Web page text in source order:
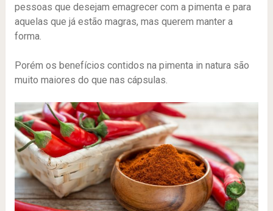
pessoas que desejam emagrecer com a pimenta e para
aquelas que já estão magras, mas querem manter a
forma.
Porém os benefícios contidos na pimenta in natura são
muito maiores do que nas cápsulas.